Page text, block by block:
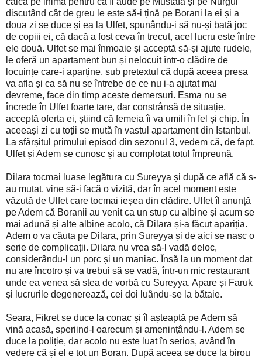
discutând cât de greu le este să-i țină pe Borani la ei și a
doua zi se duce și ea la Ulfet, spunându-i să nu-și bată joc
de copiii ei, că dacă a fost ceva în trecut, acel lucru este între
ele două. Ulfet se mai înmoaie și acceptă să-și ajute rudele,
le oferă un apartament bun și nelocuit într-o clădire de
locuințe care-i aparține, sub pretextul că după aceea presa
va afla și ca să nu se întrebe de ce nu i-a ajutat mai
devreme, face din timp aceste demersuri. Esma nu se
încrede în Ulfet foarte tare, dar constrânsă de situație,
acceptă oferta ei, știind că femeia îi va umili în fel și chip. În
aceeași zi cu toții se mută în vastul apartament din Istanbul.
La sfârșitul primului episod din sezonul 3, vedem că, de fapt,
Ulfet și Adem se cunosc și au complotat totul împreună.
Dilara tocmai luase legătura cu Sureyya și după ce află că s-
au mutat, vine să-i facă o vizită, dar în acel moment este
văzută de Ulfet care tocmai ieșea din clădire. Ulfet îl anunță
pe Adem că Boranii au venit ca un stup cu albine și acum se
mai adună și alte albine acolo, că Dilara și-a făcut apariția.
Adem o va căuta pe Dilara, prin Sureyya și de aici se nasc o
serie de complicații. Dilara nu vrea să-l vadă deloc,
considerându-l un porc și un maniac. Însă la un moment dat
nu are încotro și va trebui să se vadă, într-un mic restaurant
unde ea venea să stea de vorbă cu Sureyya. Apare și Faruk
și lucrurile degenerează, cei doi luându-se la bătaie.
Seara, Fikret se duce la conac și îl așteaptă pe Adem să
vină acasă, speriind-l oarecum și amenințându-l. Adem se
duce la poliție, dar acolo nu este luat în serios, având în
vedere că și el e tot un Boran. După aceea se duce la birou